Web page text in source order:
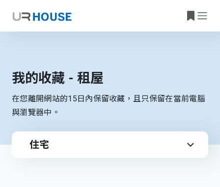
我的收藏 - 租屋
在您離開網站的15日內保留收藏，且只保留在當前電腦
與瀏覽器中。
住宅